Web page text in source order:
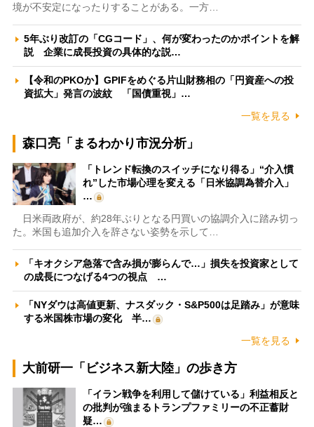
境が不安定になったりすることがある。一方…
5年ぶり改訂の「CGコード」、何が変わったのかポイントを解
説 企業に成長投資の具体的な説…
【令和のPKOか】GPIFをめぐる片山財務相の「円資産への投
資拡大」発言の波紋 「国債重視」…
一覧を見る
森口亮「まるわかり市況分析」
「トレンド転換のスイッチになり得る」“介入慣
れ”した市場心理を変える「日米協調為替介入」
…
日米両政府が、約28年ぶりとなる円買いの協調介入に踏み切っ
た。米国も追加介入を辞さない姿勢を示して…
「キオクシア急落で含み損が膨らんで…」損失を投資家として
の成長につなげる4つの視点 …
「NYダウは高値更新、ナスダック・S&P500は足踏み」が意味
する米国株市場の変化 半…
一覧を見る
大前研一「ビジネス新大陸」の歩き方
「イラン戦争を利用して儲けている」利益相反と
の批判が強まるトランプファミリーの不正蓄財
疑…